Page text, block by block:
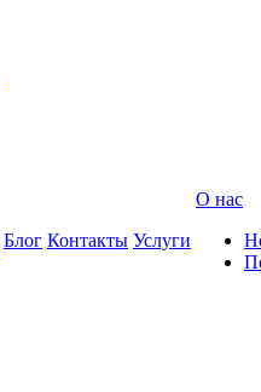
Блог Контакты Услуги
О нас